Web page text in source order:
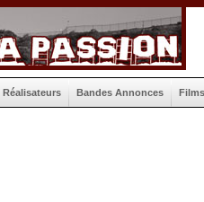
Réalisateurs Bandes Annonces Films